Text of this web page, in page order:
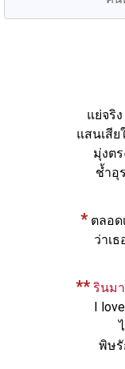
แย่จริ
แสนเสีย
มุ่งต
ช้ำอุ
* ตลอด
ว่าเ
** รินมา
I
พิษรั